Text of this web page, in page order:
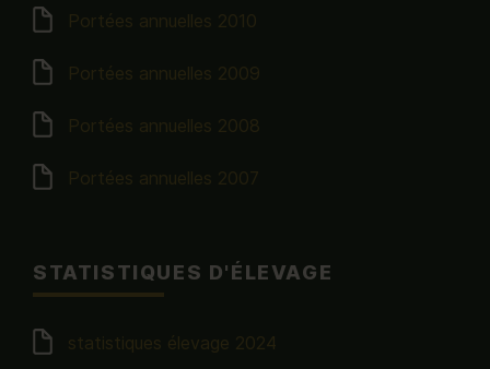
Portées annuelles 2010
Portées annuelles 2009
Portées annuelles 2008
Portées annuelles 2007
STATISTIQUES D'ÉLEVAGE
statistiques élevage 2024